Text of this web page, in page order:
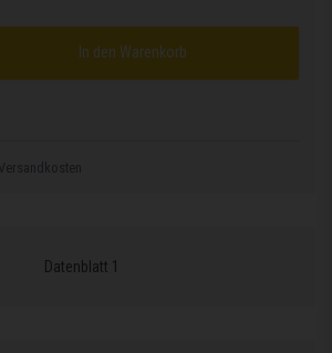
In den Warenkorb
Versandkosten
Datenblatt 1